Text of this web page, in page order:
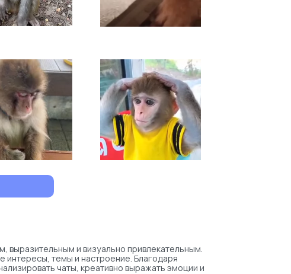
выразительным и визуально привлекательным.
интересы, темы и настроение. Благодаря
чаты, креативно выражать эмоции и